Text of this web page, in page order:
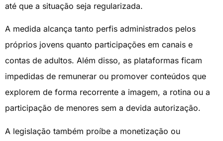
até que a situação seja regularizada.
A medida alcança tanto perfis administrados pelos
próprios jovens quanto participações em canais e
contas de adultos. Além disso, as plataformas ficam
impedidas de remunerar ou promover conteúdos que
explorem de forma recorrente a imagem, a rotina ou a
participação de menores sem a devida autorização.
A legislação também proíbe a monetização ou